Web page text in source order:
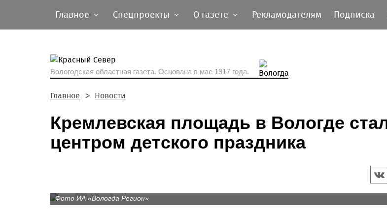
Главное Спецпроекты О газете Рекламодателям Подписка
Вологодская областная газета. Основана в мае 1917 года.
Главное Новости
Кремлевская площадь в Вологде
центром детского праздника
Фото ИА «Вологда Регион»